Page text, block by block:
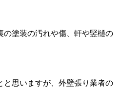
の塗装の汚れや傷、軒や竪樋の
と思いますが、外壁張り業者の